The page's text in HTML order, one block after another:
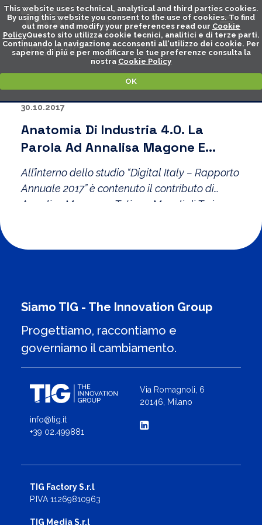
This website uses technical, analytical and third parties cookies.
By using this website you consent to the use of cookies. To find
out more and modify your preferences read our Cookie
PolicyQuesto sito utilizza cookie tecnici, analitici e di terze parti.
Continuando la navigazione acconsenti all'utilizzo dei cookie. Per
saperne di piú e per modificare le tue preferenze consulta la
nostra Cookie Policy
OK
ARCHIVIO
30.10.2017
Anatomia Di Industria 4.0. La
Parola Ad Annalisa Magone E
Tatiana Mazali
All’interno dello studio “Digital Italy – Rapporto
Annuale 2017” è contenuto il contributo di
Annalisa Magone e Tatiana Mazali di Torino
Siamo TIG - The Innovation Group
Progettiamo, raccontiamo e
governiamo il cambiamento.
info@tig.it
+39 02.499881
Via Romagnoli, 6
20146, Milano
TIG Factory S.r.l
P.IVA 11269810963
TIG Media S.r.l